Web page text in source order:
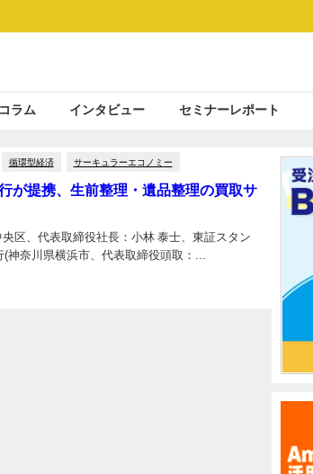
ラム インタビュー セミナーレポート
循環型経済 サーキュラーエコノミー
が提携、生前整理・遺品整理の買取サ
区、代表取締役社長：小林 泰士、東証スタン
奈川県横浜市、代表取締役頭取：...